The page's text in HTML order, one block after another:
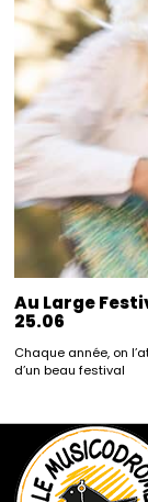
Au Large
25.06
Chaque année, on
d’un beau festival